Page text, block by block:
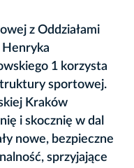
z Oddziałami
Henryka
1 korzysta
sportowej.
Kraków
i skocznię w dal
nowe, bezpieczne
sprzyjające